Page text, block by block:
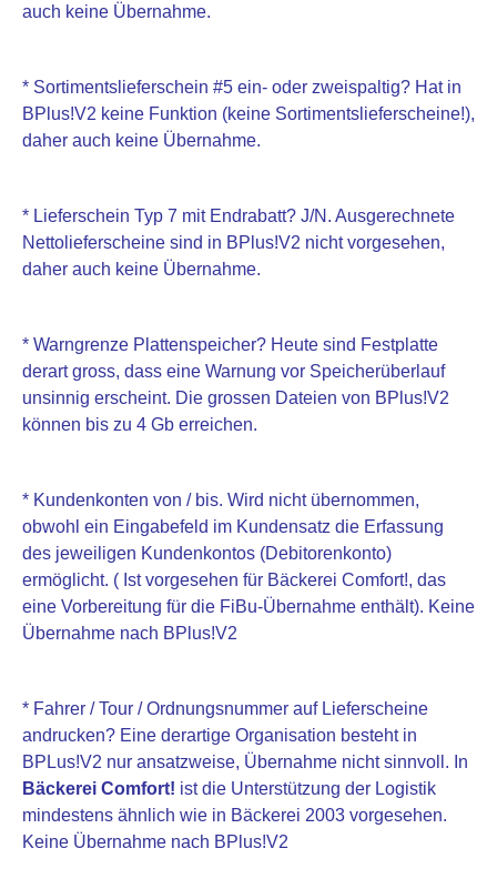
auch keine Übernahme.
* Sortimentslieferschein #5 ein- oder zweispaltig? Hat in
BPlus!V2 keine Funktion (keine Sortimentslieferscheine!),
daher auch keine Übernahme.
* Lieferschein Typ 7 mit Endrabatt? J/N. Ausgerechnete
Nettolieferscheine sind in BPlus!V2 nicht vorgesehen,
daher auch keine Übernahme.
* Warngrenze Plattenspeicher? Heute sind Festplatte
derart gross, dass eine Warnung vor Speicherüberlauf
unsinnig erscheint. Die grossen Dateien von BPlus!V2
können bis zu 4 Gb erreichen.
* Kundenkonten von / bis. Wird nicht übernommen,
obwohl ein Eingabefeld im Kundensatz die Erfassung
des jeweiligen Kundenkontos (Debitorenkonto)
ermöglicht. ( Ist vorgesehen für Bäckerei Comfort!, das
eine Vorbereitung für die FiBu-Übernahme enthält). Keine
Übernahme nach BPlus!V2
* Fahrer / Tour / Ordnungsnummer auf Lieferscheine
andrucken? Eine derartige Organisation besteht in
BPLus!V2 nur ansatzweise, Übernahme nicht sinnvoll. In
Bäckerei Comfort! ist die Unterstützung der Logistik
mindestens ähnlich wie in Bäckerei 2003 vorgesehen.
Keine Übernahme nach BPlus!V2